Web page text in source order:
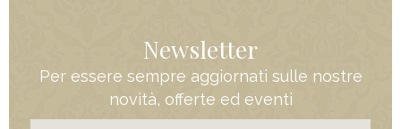
Newsletter
Per essere sempre aggiornati sulle nostre
novità, offerte ed eventi